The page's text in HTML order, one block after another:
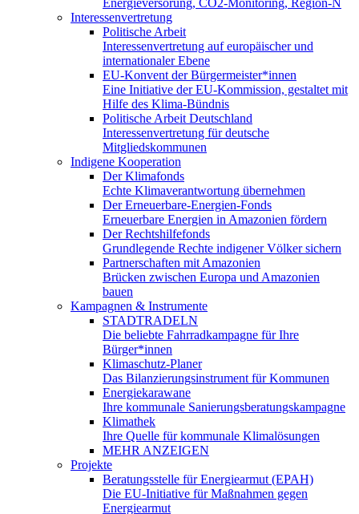
Energieversorung, CO2-Monitoring, Region-N
Interessenvertretung
Politische Arbeit
Interessenvertretung auf europäischer und
internationaler Ebene
EU-Konvent der Bürgermeister*innen
Eine Initiative der EU-Kommission, gestaltet mit
Hilfe des Klima-Bündnis
Politische Arbeit Deutschland
Interessenvertretung für deutsche
Mitgliedskommunen
Indigene Kooperation
Der Klimafonds
Echte Klimaverantwortung übernehmen
Der Erneuerbare-Energien-Fonds
Erneuerbare Energien in Amazonien fördern
Der Rechtshilfefonds
Grundlegende Rechte indigener Völker sichern
Partnerschaften mit Amazonien
Brücken zwischen Europa und Amazonien
bauen
Kampagnen & Instrumente
STADTRADELN
Die beliebte Fahrradkampagne für Ihre
Bürger*innen
Klimaschutz-Planer
Das Bilanzierungsinstrument für Kommunen
Energiekarawane
Ihre kommunale Sanierungsberatungskampagne
Klimathek
Ihre Quelle für kommunale Klimalösungen
MEHR ANZEIGEN
Projekte
Beratungsstelle für Energiearmut (EPAH)
Die EU-Initiative für Maßnahmen gegen
Energiearmut